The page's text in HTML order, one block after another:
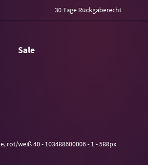
30 Tage Rückgaberecht
Sale